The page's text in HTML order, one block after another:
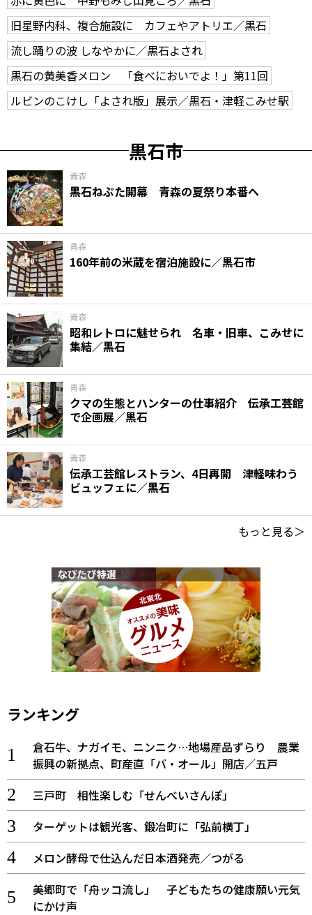
旧星野内科、複合施設に カフェやアトリエ／黒石
流し踊りの波 しなやかに／黒石よされ
黒石の黄美香メロン 「食べにおいでよ！」第11回
ルビンのこけし「よされ版」展示／黒石・津軽こみせ駅
黒石市
青森
黒石ねぷた開幕 青森の夏祭り本番へ
青森
160年前の米蔵を宿泊施設に／黒石市
青森
昭和レトロに魅せられ 名車・旧車、こみせに
集結／黒石
青森
クマの生態とハンターの仕事紹介 伝承工芸館
で企画展／黒石
青森
伝承工芸館レストラン、4日再開 津軽味わう
ビュッフェに／黒石
もっと見る＞
ランキング
倉石牛、ナガイモ、ニンニク…地場産品ずらり 農業
振興の新拠点、町産直「バ・オール」開店／五戸
三戸町 相性楽しむ「せんべいさんぽ」
ターゲットは観光客、鍛冶町に「弘前横丁」
メロン酵母で仕込んだ日本酒発売／つがる
美郷町で「舟ッコ流し」 子どもたちの健康願い元気
にかけ声